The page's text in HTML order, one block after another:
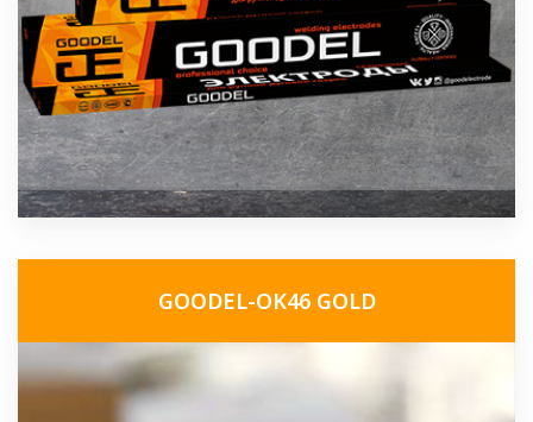
GOODEL-OK46 GOLD